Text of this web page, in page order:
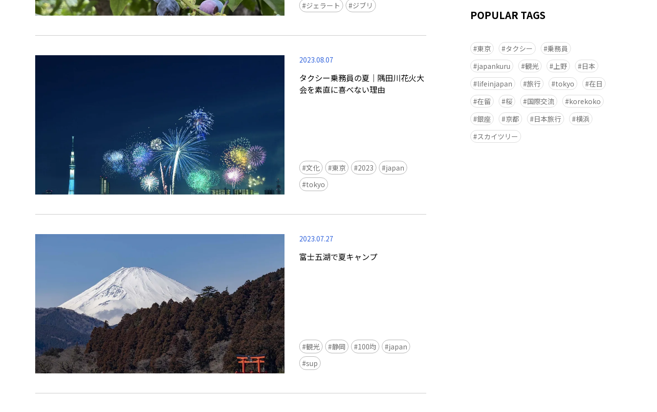
ジェラート
ジブリ
2023.08.07
タクシー乗務員の夏｜隅田川花火大
会を素直に喜べない理由
文化 東京 2023
japan
tokyo
2023.07.27
富士五湖で夏キャンプ
観光 静岡 100均
japan
sup
POPULAR TAGS
東京 タクシー
乗務員
japankuru
観光 上野
日本
lifeinjapan
旅行 tokyo
在日
在留
桜 国際交流
korekoko
銀座
京都 日本旅行
横浜
スカイツリー